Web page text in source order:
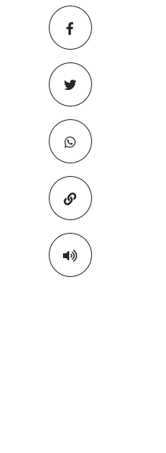
Copiar para